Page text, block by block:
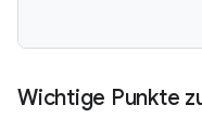
Wichtige Punkte